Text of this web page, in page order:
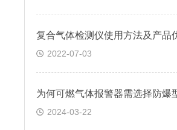
复合气体检测仪使用方法及产品
2022-07-03
为何可燃气体报警器需选择防爆
2024-03-22